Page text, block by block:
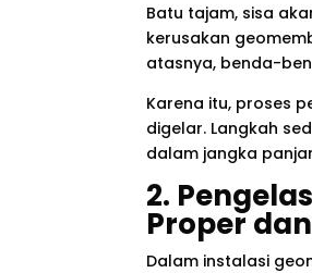
Batu tajam, sisa
kerusakan
atasnya, benda-
Karena itu, proses
digelar. Langkah
dalam jangka
2.
Proper
Dalam instalasi